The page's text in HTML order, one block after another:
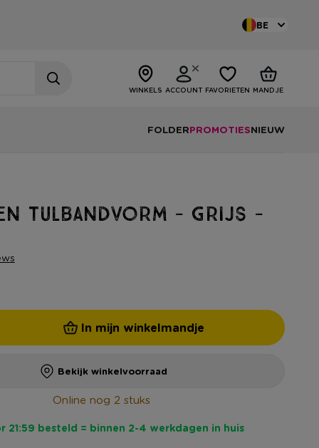
BE
WINKELS ACCOUNT FAVORIETEN MANDJE
FOLDERPROMOTIESNIEUW
tulbandvorm - grijs -
In mijn winkelmandje
Bekijk winkelvoorraad
Online nog 2 stuks
21:59 besteld = binnen 2-4 werkdagen in huis